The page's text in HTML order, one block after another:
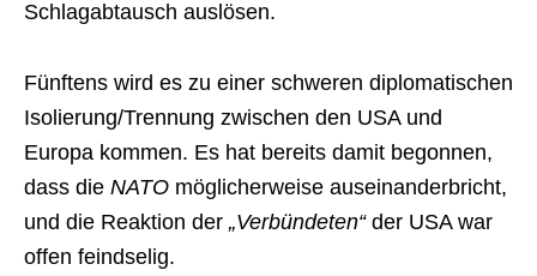
Schlagabtausch auslösen.
Fünftens wird es zu einer schweren diplomatischen
Isolierung/Trennung zwischen den USA und
Europa kommen. Es hat bereits damit begonnen,
dass die NATO möglicherweise auseinanderbricht,
und die Reaktion der „Verbündeten“der USA war
offen feindselig.